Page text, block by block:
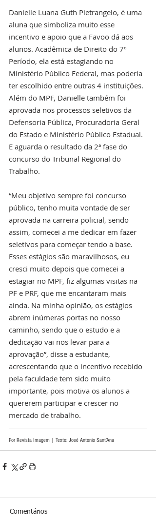
Danielle Luana Guth Pietrangelo, é uma
aluna que simboliza muito esse
incentivo e apoio que a Favoo dá aos
alunos. Acadêmica de Direito do 7º
Período, ela está estagiando no
Ministério Público Federal, mas poderia
ter escolhido entre outras 4 instituições.
Além do MPF, Danielle também foi
aprovada nos processos seletivos da
Defensoria Pública, Procuradoria Geral
do Estado e Ministério Público Estadual.
E aguarda o resultado da 2ª fase do
concurso do Tribunal Regional do
Trabalho.
“Meu objetivo sempre foi concurso
público, tenho muita vontade de ser
aprovada na carreira policial, sendo
assim, comecei a me dedicar em fazer
seletivos para começar tendo a base.
Esses estágios são maravilhosos, eu
cresci muito depois que comecei a
estagiar no MPF, fiz algumas visitas na
PF e PRF, que me encantaram mais
ainda. Na minha opinião, os estágios
abrem inúmeras portas no nosso
caminho, sendo que o estudo e a
dedicação vai nos levar para a
aprovação”, disse a estudante,
acrescentando que o incentivo recebido
pela faculdade tem sido muito
importante, pois motiva os alunos a
quererem participar e crescer no
mercado de trabalho.
Por Revista Imagem | Texto: José Antonio Sant’Ana
Comentários